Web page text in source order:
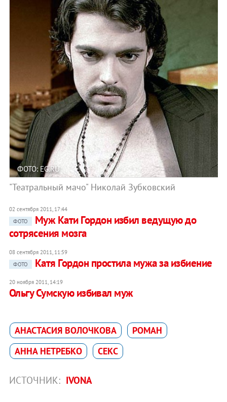
ФОТО: EG.RU
"Театральный мачо" Николай Зубковский
02 сентября 2011, 17:44
ФОТО
Муж Кати Гордон избил ведущую до
сотрясения мозга
08 сентября 2011, 11:59
ФОТО
Катя Гордон простила мужа за избиение
20 ноября 2011, 14:19
Ольгу Сумскую избивал муж
АНАСТАСИЯ ВОЛОЧКОВА
РОМАН
АННА НЕТРЕБКО
СЕКС
ИСТОЧНИК: IVONA